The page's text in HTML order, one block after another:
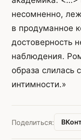
несомненно,
в продуманное
достоверность
наблюдения.
образа слилась
интимности.»
Поделиться: